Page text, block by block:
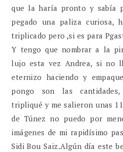
que la haría pronto y sabía
pegado una paliza curiosa,
triplicado pero ,si es para
Y tengo que nombrar a la
lujo esta vez Andrea, si no
eternizo haciendo y
pongo son las cantidades,
tripliqué y me salieron unas
de Túnez no puedo por
imágenes de mi rapidísimo
Sidi Bou Saiz.Algún día este